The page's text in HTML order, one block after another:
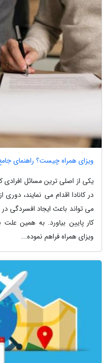
ویزای همراه چیست؟ راهنمای
یکی از اصلی ترین مسائل افرادی
در کانادا اقدام می نمایند،
می تواند باعث ایجاد افسردگی
کار پایین بیاورد. به همین علت
ویزای همراه فراهم نموده...